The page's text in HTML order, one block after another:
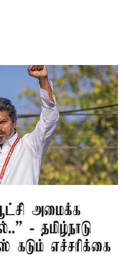
அமைக்க
- தமிழ்நாடு
கடும் எச்சரிக்கை